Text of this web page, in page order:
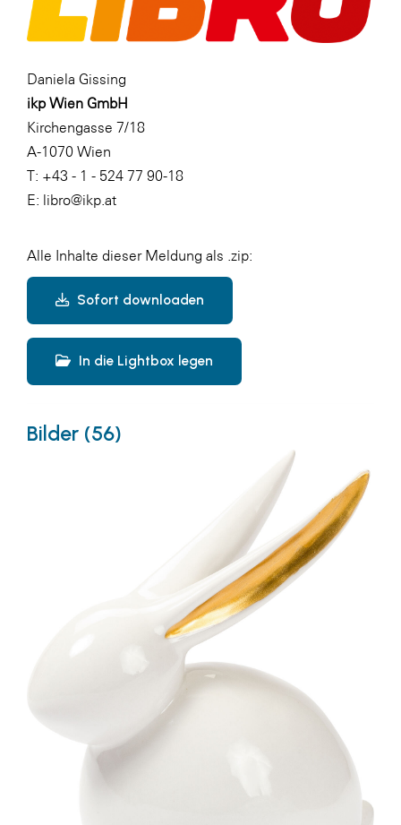
Daniela Gissing
ikp Wien GmbH
Kirchengasse 7/18
A-1070 Wien
T: +43 - 1 - 524 77 90-18
E: libro@ikp.at
Alle Inhalte dieser Meldung als .zip:
Sofort downloaden
In die Lightbox legen
Bilder (56)